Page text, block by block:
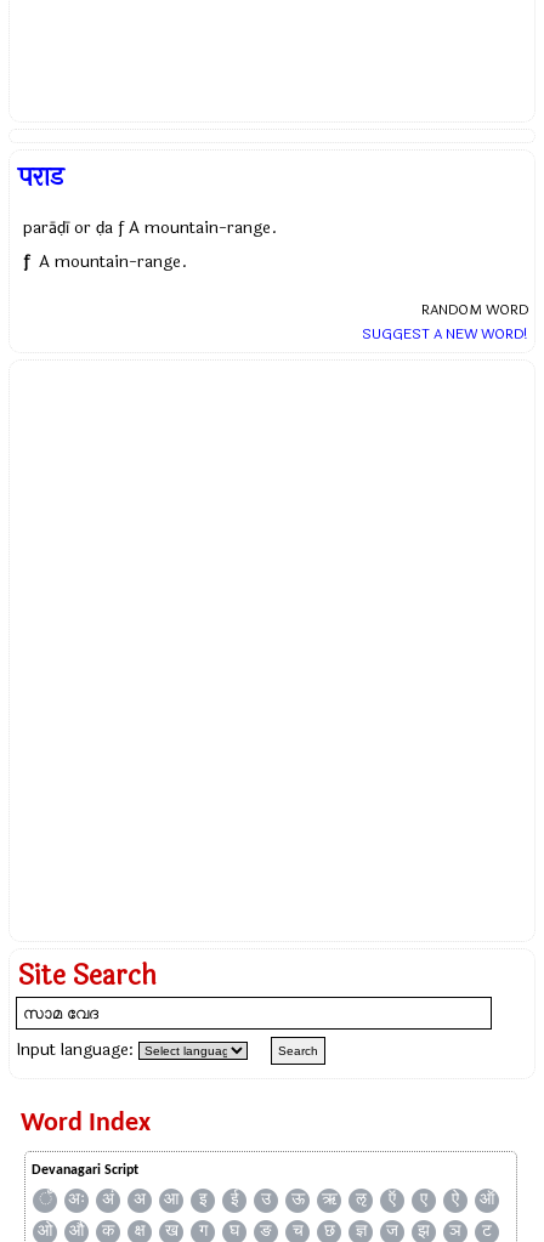
पराड
parāḍī or ḍa f A mountain-range.
f A mountain-range.
RANDOM WORD
SUGGEST A NEW WORD!
Site Search
Input language:
Word Index
Devanagari Script
ँ अः अं अ आ इ ई उ ऊ ऋ ऌ ऍ ए ऐ
ऑ
ओ
औ क क्ष ख ग घ ङ च छ ज्ञ ज झ ञ
ट